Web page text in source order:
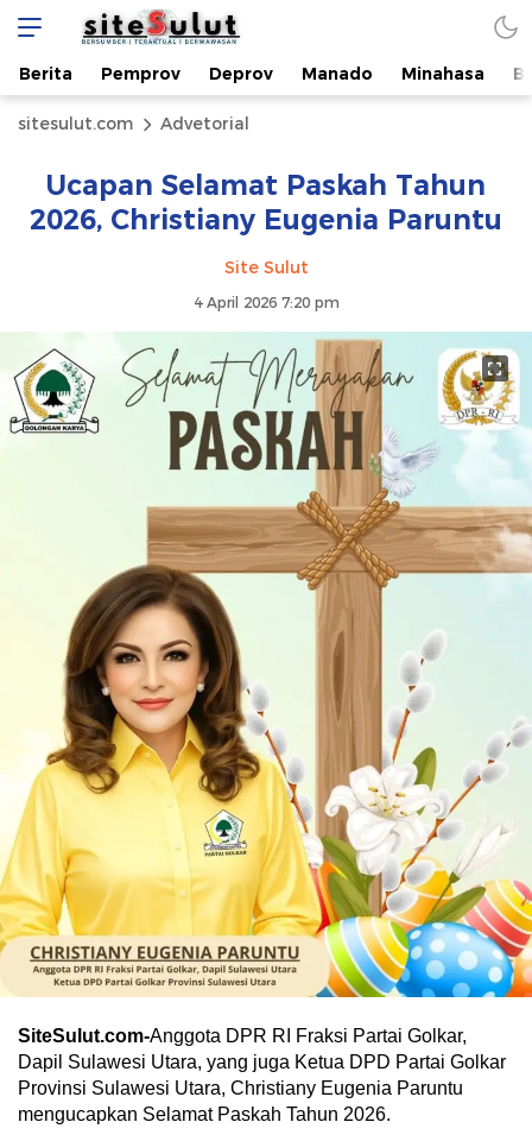
Berita Pemprov Deprov Manado Minahasa
sitesulut.com Advetorial
Ucapan Selamat Paskah Tahun
2026, Christiany Eugenia Paruntu
Site Sulut
4 April 2026 7:20 pm
SiteSulut.com-Anggota DPR RI Fraksi Partai Golkar,
Dapil Sulawesi Utara, yang juga Ketua DPD Partai Golkar
Provinsi Sulawesi Utara, Christiany Eugenia Paruntu
mengucapkan Selamat Paskah Tahun 2026.